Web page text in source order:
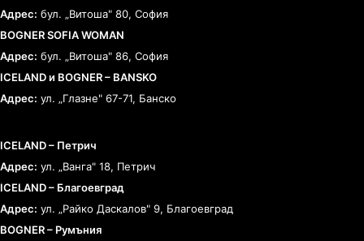
Адрес: бул. „Витоша" 80, София
BOGNER SOFIA WOMAN
Адрес: бул. „Витоша" 86, София
ICELAND и BOGNER – BANSKO
Адрес: ул. „Глазне" 67-71, Банско
ICELAND – Петрич
Адрес: ул. „Ванга" 18, Петрич
ICELAND – Благоевград
Адрес: ул. „Райко Даскалов" 9, Благоевград
BOGNER – Румъния